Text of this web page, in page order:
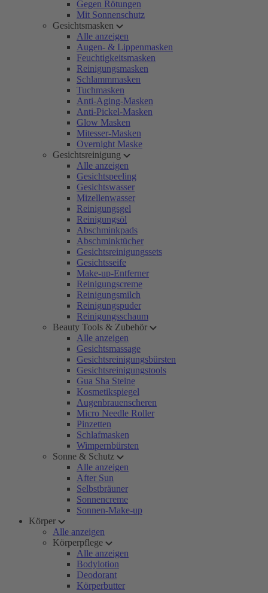
Gegen Rötungen
Mit Sonnenschutz
Gesichtsmasken
Alle anzeigen
Augen- & Lippenmasken
Feuchtigkeitsmasken
Reinigungsmasken
Schlammmasken
Tuchmasken
Anti-Aging-Masken
Anti-Pickel-Masken
Glow Masken
Mitesser-Masken
Overnight Maske
Gesichtsreinigung
Alle anzeigen
Gesichtspeeling
Gesichtswasser
Mizellenwasser
Reinigungsgel
Reinigungsöl
Abschminkpads
Abschminktücher
Gesichtsreinigungssets
Gesichtsseife
Make-up-Entferner
Reinigungscreme
Reinigungsmilch
Reinigungspuder
Reinigungsschaum
Beauty Tools & Zubehör
Alle anzeigen
Gesichtsmassage
Gesichtsreinigungsbürsten
Gesichtsreinigungstools
Gua Sha Steine
Kosmetikspiegel
Augenbrauenscheren
Micro Needle Roller
Pinzetten
Schlafmasken
Wimpernbürsten
Sonne & Schutz
Alle anzeigen
After Sun
Selbstbräuner
Sonnencreme
Sonnen-Make-up
Körper
Alle anzeigen
Körperpflege
Alle anzeigen
Bodylotion
Deodorant
Körperbutter